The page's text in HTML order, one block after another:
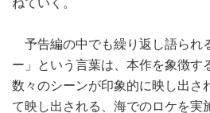
ねていく。
予告編の中でも繰り返し語られ
ー」という言葉は、本作を象徴す
数々のシーンが印象的に映し出さ
て映し出される、海でのロケを実